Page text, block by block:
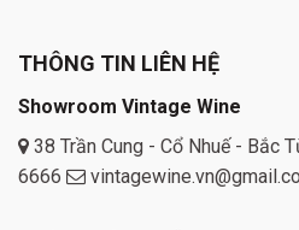
THÔNG TIN LIÊN HỆ
Showroom Vintage Wine
38 Trần Cung - Cổ Nhuế - Bắc
6666